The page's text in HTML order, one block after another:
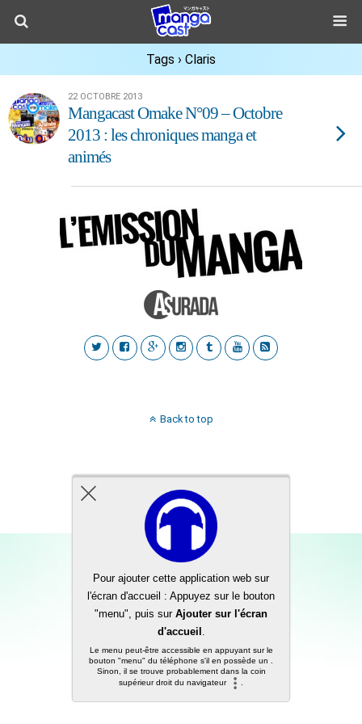
Tags › Claris
22 OCTOBRE 2013
Mangacast Omake N°09 – Octobre
2013 : les chroniques manga et
animés
Back to top